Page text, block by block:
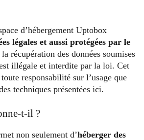
d’hébergement Uptobox
légales et aussi protégées par le
récupération des données soumises
illégale et interdite par la loi. Cet
responsabilité sur l’usage que
techniques présentées ici.
t-il ?
non seulement d’héberger des